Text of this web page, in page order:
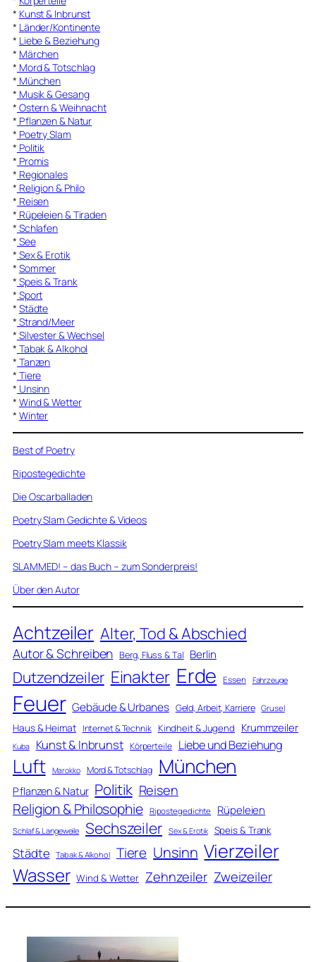
* Kunst & Inbrunst
* Länder/Kontinente
* Liebe & Beziehung
* Märchen
* Mord & Totschlag
* München
* Musik & Gesang
* Ostern & Weihnacht
* Pflanzen & Natur
* Poetry Slam
* Politik
* Promis
* Regionales
* Religion & Philo
* Reisen
* Rüpeleien & Tiraden
* Schlafen
* See
* Sex & Erotik
* Sommer
* Speis & Trank
* Sport
* Städte
* Strand/Meer
* Silvester & Wechsel
* Tabak & Alkohol
* Tanzen
* Tiere
* Unsinn
* Wind & Wetter
* Winter
Best of Poetry
Ripostegedichte
Die Oscarballaden
Poetry Slam Gedichte & Videos
Poetry Slam meets Klassik
SLAMMED! – das Buch – zum Sonderpreis!
Über den Autor
Achtzeiler Alter, Tod & Abschied
Autor & Schreiben Berg, Fluss & Tal Berlin
Dutzendzeiler Einakter Erde Essen Fahrzeuge
Feuer Gebäude & Urbanes Geld, Arbeit, Karriere Grusel
Haus & Heimat Internet & Technik Kindheit & Jugend Krummzeiler
Kuba Kunst & Inbrunst Körperteile Liebe und Beziehung
Luft Marokko Mord & Totschlag München
Pflanzen & Natur Politik Reisen
Religion & Philosophie Ripostegedichte Rüpeleien
Schlaf & Langeweile Sechszeiler Sex & Erotik Speis & Trank
Städte Tabak & Alkohol Tiere Unsinn Vierzeiler
Wasser Wind & Wetter Zehnzeiler Zweizeiler